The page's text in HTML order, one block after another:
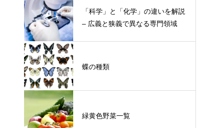
「科学」と「化学」の違いを解説
– 広義と狭義で異なる専門領域
蝶の種類
緑黄色野菜一覧